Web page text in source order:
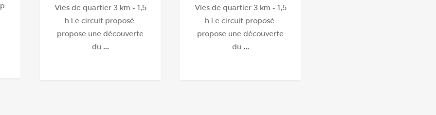
Vies de quartier 3 km - 1,5
h Le circuit proposé
propose une découverte
du ...
Vies de quartier 3 km - 1,5
h Le circuit proposé
propose une découverte
du ...